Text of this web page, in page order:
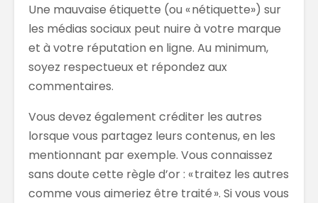
Une mauvaise étiquette (ou «nétiquette») sur
les médias sociaux peut nuire à votre marque
et à votre réputation en ligne. Au minimum,
soyez respectueux et répondez aux
commentaires.
Vous devez également créditer les autres
lorsque vous partagez leurs contenus, en les
mentionnant par exemple. Vous connaissez
sans doute cette règle d’or : «traitez les autres
comme vous aimeriez être traité». Si vous vous